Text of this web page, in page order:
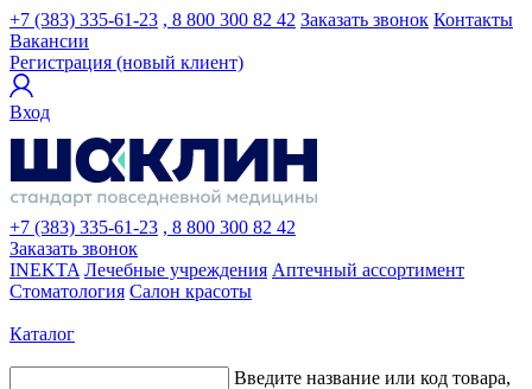
+7 (383) 335-61-23 , 8 800 300 82 42 Заказать звонок Контакты
Вакансии
Регистрация (новый клиент)
Вход
+7 (383) 335-61-23 , 8 800 300 82 42
Заказать звонок
INEKTA Лечебные учреждения Аптечный ассортимент
Стоматология Салон красоты
Каталог
Введите название или код товара,